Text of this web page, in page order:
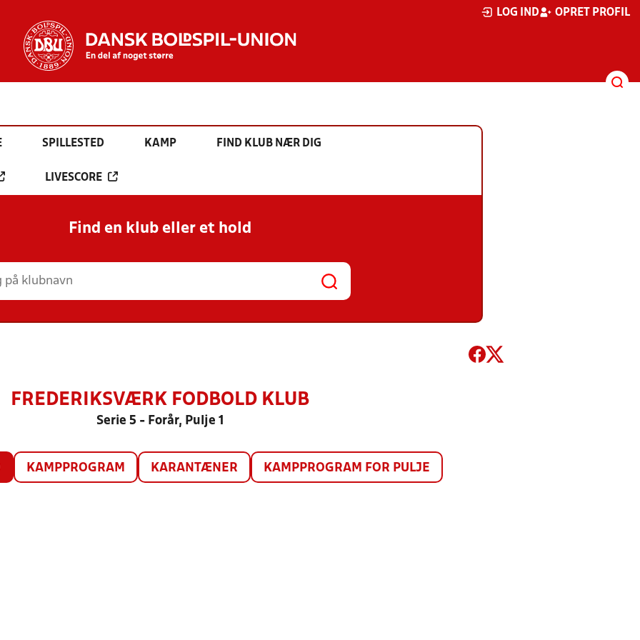
LOG IND OPRET PROFIL
SPILLESTED KAMP FIND KLUB NÆR DIG
LIVESCORE
Find en klub eller et hold
FREDERIKSVÆRK FODBOLD KLUB
Serie 5 - Forår, Pulje 1
KAMPPROGRAM KARANTÆNER KAMPPROGRAM FOR PULJE